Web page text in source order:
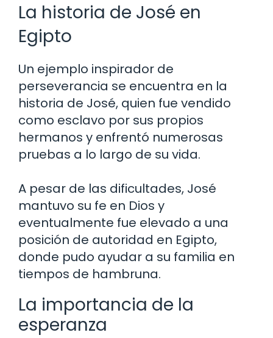
La historia de José en
Egipto
Un ejemplo inspirador de
perseverancia se encuentra en la
historia de José, quien fue vendido
como esclavo por sus propios
hermanos y enfrentó numerosas
pruebas a lo largo de su vida.
A pesar de las dificultades, José
mantuvo su fe en Dios y
eventualmente fue elevado a una
posición de autoridad en Egipto,
donde pudo ayudar a su familia en
tiempos de hambruna.
La importancia de la
esperanza